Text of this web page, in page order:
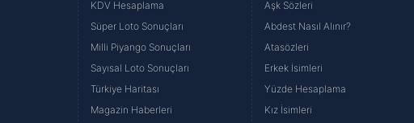
KDV Hesaplama
Süper Loto Sonuçları
Milli Piyango Sonuçları
Sayısal Loto Sonuçları
Türkiye Haritası
Magazin Haberleri
Aşk Sözleri
Abdest Nasıl Alınır?
Atasözleri
Erkek İsimleri
Yüzde Hesaplama
Kız İsimleri